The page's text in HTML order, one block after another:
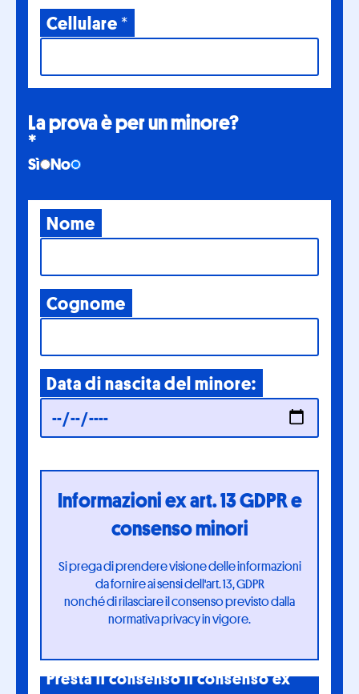
Cellulare *
La prova è per un minore?
*
Sì No
Nome
Cognome
Data di nascita del minore:
Informazioni ex art. 13 GDPR e
consenso minori
Si prega di prendere visione delle informazioni
da fornire ai sensi dell'art. 13, GDPR
nonché di rilasciare il consenso previsto dalla
normativa privacy in vigore.
Presta il consenso il consenso ex